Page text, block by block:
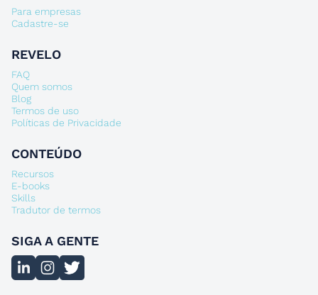
Para empresas
Cadastre-se
REVELO
FAQ
Quem somos
Blog
Termos de uso
Políticas de Privacidade
CONTEÚDO
Recursos
E-books
Skills
Tradutor de termos
SIGA A GENTE